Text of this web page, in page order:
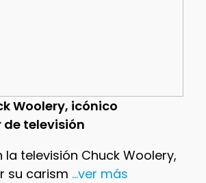
Woolery, icónico
televisión
la televisión Chuck Woolery,
su carism ...ver más